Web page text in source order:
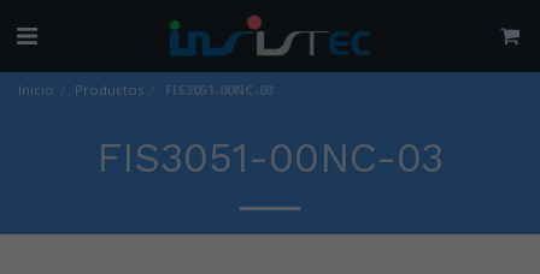
Inicio Productos FIS3051-00NC-03
FIS3051-00NC-03